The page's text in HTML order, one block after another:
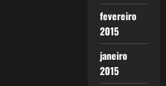
fevereiro
2015
janeiro
2015